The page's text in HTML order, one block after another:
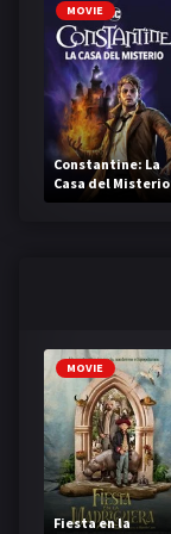
MOVIE
Constantine: La
Casa del Misterio
MOVIE
Fiesta en la